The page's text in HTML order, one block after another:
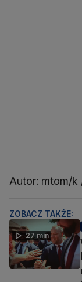
Autor: mtom/k
ZOBACZ TAKŻE:
27 min